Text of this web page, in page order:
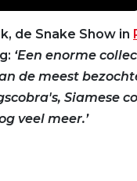
de Snake Show in
‘Een enorme
de meest
Siamese
veel meer.’